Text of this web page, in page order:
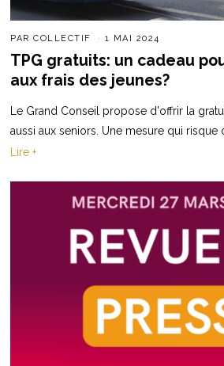
PARCOLLECTIF 1 MAI 2024
TPG gratuits: un cadeau
aux frais des jeunes?
Le Grand Conseil propose d'offrir la
aussi aux seniors. Une mesure qui risque
Lire +